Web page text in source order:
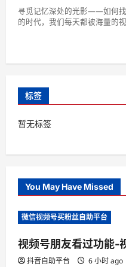
寻觅记忆深处的光影——如何
的时代，我们每天都被海量的
标签
暂无标签
You May Have Missed
微信视频号买粉丝自助平台
视频号朋友看过功能-
抖音自助平台 6 小时 ago